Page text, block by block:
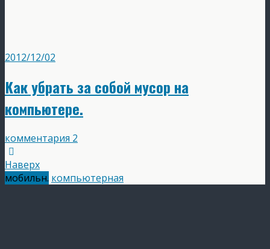
2012/12/02
Как убрать за собой мусор на
компьютере.
комментария 2
Наверх
мобильн. компьютерная